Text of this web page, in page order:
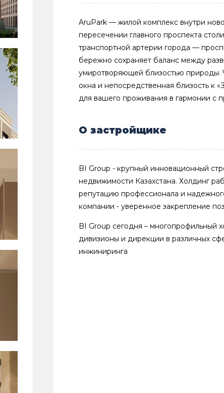
AruPark — жилой комплекс внутри
пересечении главного проспекта
транспортной артерии города —
бережно сохраняет баланс между
умиротворяющей близостью природы.
окна и непосредственная близость к
для вашего проживания в гармонии с
О застройщике
BI Group - крупный инновационный
недвижимости Казахстана. Холдинг
репутацию профессионала и
компании - уверенное закрепление
BI Group сегодня – многопрофильный
дивизионы и дирекции в различных
инжиниринга